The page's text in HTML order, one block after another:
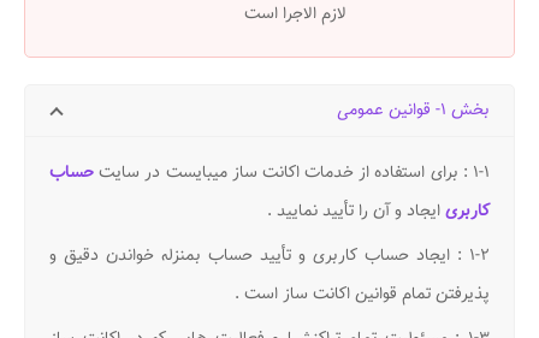
لازم الاجرا است
بخش ۱- قوانین عمومی
۱-۱ : برای استفاده از خدمات اکانت ساز میبایست در سایت
حساب
کاربریایجاد و آن را تأیید نمایید .
۱-۲ : ایجاد حساب کاربری و تأیید حساب بمنزله خواندن دقیق و
پذیرفتن تمام قوانین اکانت ساز است .